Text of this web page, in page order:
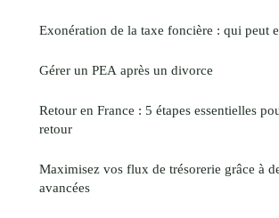
Exonération de la taxe foncière : qui peut
Gérer un PEA après un divorce
Retour en France : 5 étapes essentielles
retour
Maximisez vos flux de trésorerie grâce à
avancées